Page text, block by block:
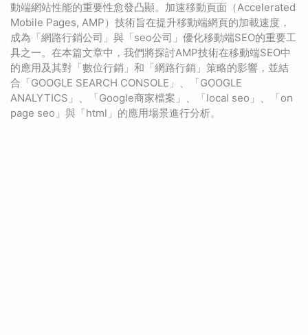
動端網站性能的重要性愈發凸顯。加速移動頁面（Accelerated
Mobile Pages, AMP）技術旨在提升移動端網頁的加載速度，
成為「網路行銷公司」與「seo公司」優化移動端SEO的重要工
具之一。在本篇文章中，我們將探討AMP技術在移動端SEO中
的應用及其對「數位行銷」和「網路行銷」策略的影響，並結
合「GOOGLE SEARCH CONSOLE」、「GOOGLE
ANALYTICS」、「Google商家檔案」、「local seo」、「on
page seo」與「html」的應用場景進行分析。